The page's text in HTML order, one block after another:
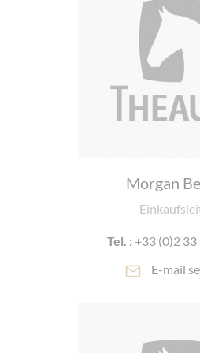
Morgan
Tel. : +33 (0)2 33
E-mail